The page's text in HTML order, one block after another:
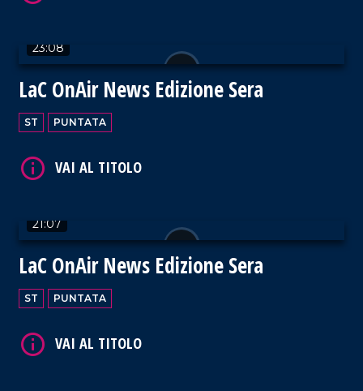
23:08
LaC OnAir News Edizione Sera
ST PUNTATA
21:07
LaC OnAir News Edizione Sera
ST PUNTATA
VAI AL TITOLO
VAI AL TITOLO